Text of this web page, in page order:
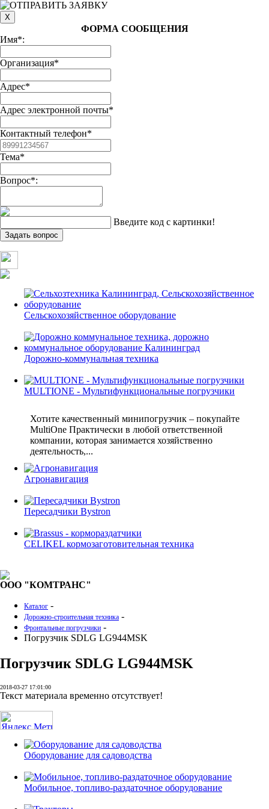
ФОРМА СООБЩЕНИЯ
Имя*:
Организация*
Адрес*
Адрес электронной почты*
Контактный телефон*
Тема*
Вопрос*:
Введите код с картинки!
Сельскохозяйственное оборудование
Дорожно-коммунальная техника
MULTIONE - Мультифункциональные погрузчики
Хотите качественный минипогрузчик – покупайте
MultiOne Практически в любой ответственной
компании, которая занимается хозяйственно
деятельность,...
Агронавигация
Пересадчики Bystron
CELIKEL кормозаготовительная техника
ООО "КОМТРАНС"
Каталог -
Дорожно-строительная техника -
Фронтальные погрузчики -
Погрузчик SDLG LG944MSK
Погрузчик SDLG LG944MSK
2018-03-27 17:01:00
Текст материала временно отсутствует!
Оборудование для садоводства
Мобильное, топливо-раздаточное оборудование